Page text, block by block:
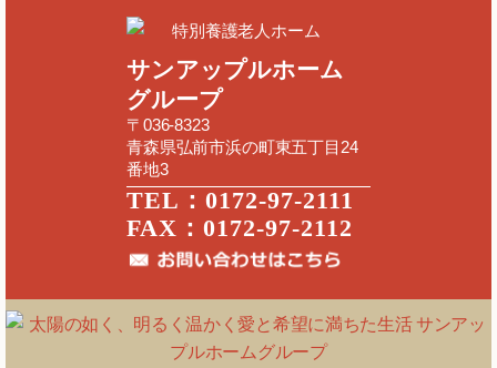
特別養護老人ホーム
サンアップルホーム
グループ
〒036-8323
青森県弘前市浜の町東五丁目24
番地3
TEL：0172-97-2111
FAX：0172-97-2112